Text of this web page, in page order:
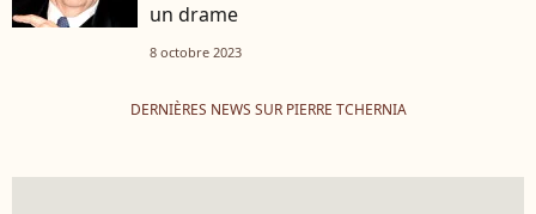
un drame
8 octobre 2023
DERNIÈRES NEWS SUR PIERRE TCHERNIA